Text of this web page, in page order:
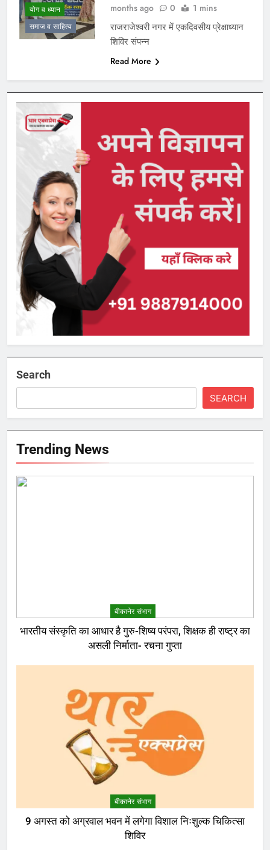
योग व ध्यान
समाज व साहित्य
months ago
0 1 mins
राजराजेश्वरी नगर में एकदिवसीय प्रेक्षाध्यान
शिविर संपन्न
Read More
Search
SEARCH
Trending News
बीकानेर संभाग
भारतीय संस्कृति का आधार है गुरु-शिष्य परंपरा, शिक्षक ही राष्ट्र का
असली निर्माता- रचना गुप्ता
बीकानेर संभाग
9 अगस्त को अग्रवाल भवन में लगेगा विशाल निःशुल्क चिकित्सा
शिविर